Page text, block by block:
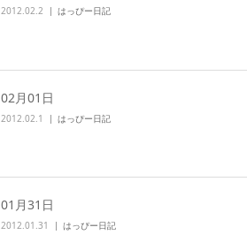
2012.02.2 はっぴー日記
02月01日
2012.02.1 はっぴー日記
01月31日
2012.01.31 はっぴー日記